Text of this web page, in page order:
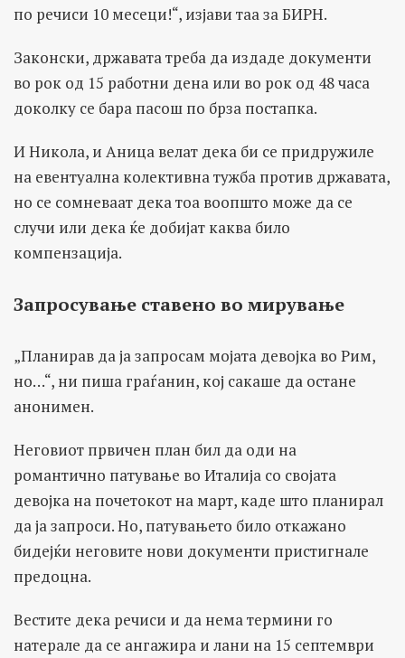
по речиси 10 месеци!“, изјави таа за БИРН.
Законски, државата треба да издаде документи
во рок од 15 работни дена или во рок од 48 часа
доколку се бара пасош по брза постапка.
И Никола, и Аница велат дека би се придружиле
на евентуална колективна тужба против државата,
но се сомневаат дека тоа воопшто може да се
случи или дека ќе добијат каква било
компензација.
Запросување ставено во мирување
„Планирав да ја запросам мојата девојка во Рим,
но…“, ни пиша граѓанин, кој сакаше да остане
анонимен.
Неговиот првичен план бил да оди на
романтично патување во Италија со својата
девојка на почетокот на март, каде што планирал
да ја запроси. Но, патувањето било откажано
бидејќи неговите нови документи пристигнале
предоцна.
Вестите дека речиси и да нема термини го
натерале да се ангажира и лани на 15 септември